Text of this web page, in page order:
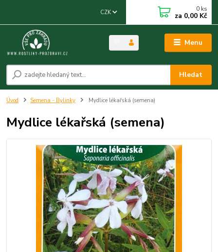
Menu
CZK
Hledat
0 ks
za 0,00 Kč
Úvod Semena - Bylinky Mydlice lékařská (semena)
Mydlice lékařská (semena)